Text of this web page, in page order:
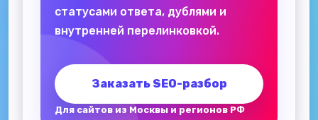
статусами ответа, дублями и
внутренней перелинковкой.
Заказать SEO-разбор
Для сайтов из Москвы и регионов РФ